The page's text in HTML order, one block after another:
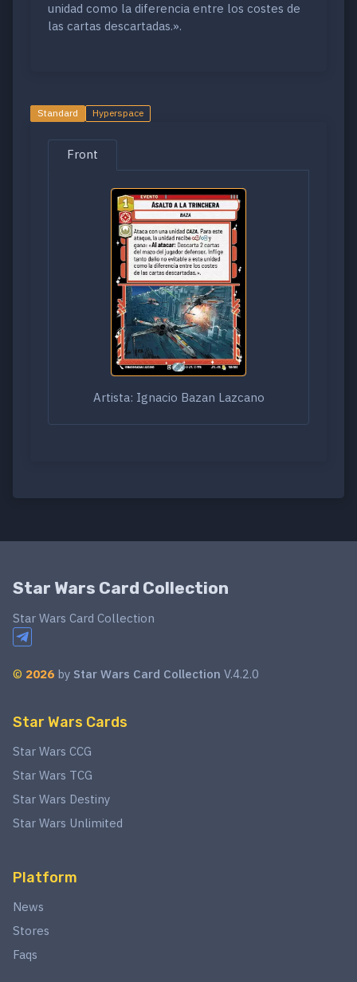
unidad como la diferencia entre los costes de
las cartas descartadas.».
Standard Hyperspace
Front
Artista: Ignacio Bazan Lazcano
Star Wars Card Collection
Star Wars Card Collection
© 2026 by Star Wars Card Collection V.4.2.0
Star Wars Cards
Star Wars CCG
Star Wars TCG
Star Wars Destiny
Star Wars Unlimited
Platform
News
Stores
Faqs